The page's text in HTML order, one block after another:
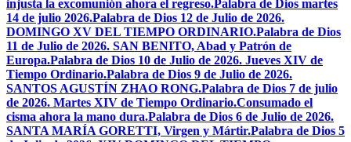
injusta la excomunión ahora el regreso.Palabra de Dios martes
14 de julio 2026.Palabra de Dios 12 de Julio de 2026.
DOMINGO XV DEL TIEMPO ORDINARIO.Palabra de Dios
11 de Julio de 2026. SAN BENITO, Abad y Patrón de
Europa.Palabra de Dios 10 de Julio de 2026. Jueves XIV de
Tiempo Ordinario.Palabra de Dios 9 de Julio de 2026.
SANTOS AGUSTÍN ZHAO RONG.Palabra de Dios 7 de julio
de 2026. Martes XIV de Tiempo Ordinario.Consumado el
cisma ahora la mano dura.Palabra de Dios 6 de Julio de 2026.
SANTA MARÍA GORETTI, Virgen y Mártir.Palabra de Dios 5